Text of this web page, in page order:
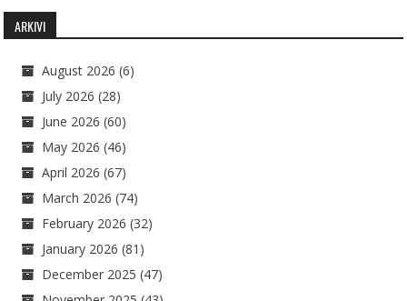
ARKIVI
August 2026 (6)
July 2026 (28)
June 2026 (60)
May 2026 (46)
April 2026 (67)
March 2026 (74)
February 2026 (32)
January 2026 (81)
December 2025 (47)